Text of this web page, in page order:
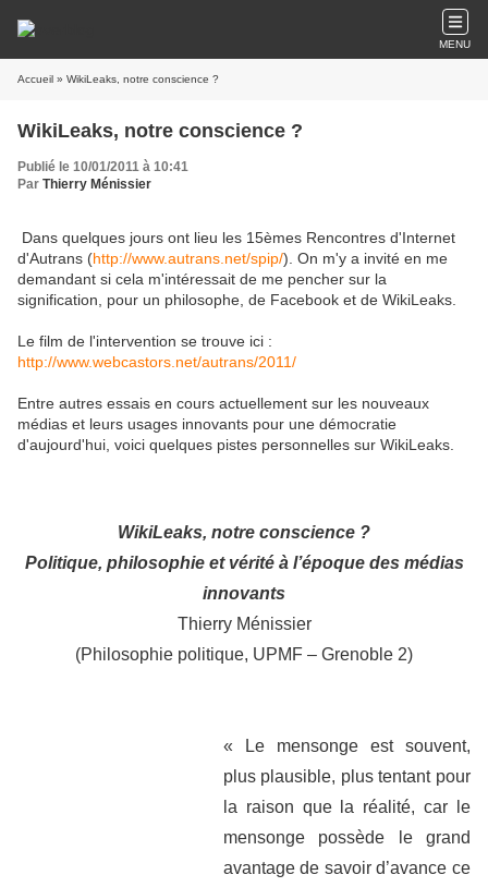
MENU
Accueil » WikiLeaks, notre conscience ?
WikiLeaks, notre conscience ?
Publié le 10/01/2011 à 10:41
Par Thierry Ménissier
Dans quelques jours ont lieu les 15èmes Rencontres d'Internet
d'Autrans (http://www.autrans.net/spip/). On m'y a invité en me
demandant si cela m'intéressait de me pencher sur la
signification, pour un philosophe, de Facebook et de WikiLeaks.
Le film de l'intervention se trouve ici :
http://www.webcastors.net/autrans/2011/
Entre autres essais en cours actuellement sur les nouveaux
médias et leurs usages innovants pour une démocratie
d'aujourd'hui, voici quelques pistes personnelles sur WikiLeaks.
WikiLeaks, notre conscience ?
Politique, philosophie et vérité à l’époque des médias
innovants
Thierry Ménissier
(Philosophie politique, UPMF – Grenoble 2)
« Le mensonge est souvent,
plus plausible, plus tentant pour
la raison que la réalité, car le
mensonge possède le grand
avantage de savoir d’avance ce